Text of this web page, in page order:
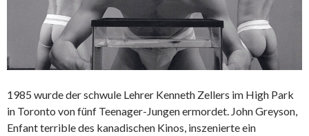
1985 wurde der schwule Lehrer Kenneth Zellers im High Park
in Toronto von fünf Teenager-Jungen ermordet. John Greyson,
Enfant terrible des kanadischen Kinos, inszenierte ein